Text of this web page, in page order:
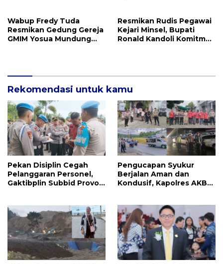
Wabup Fredy Tuda
Resmikan Gedung Gereja
GMIM Yosua Mundung
Resmikan Rudis Pegawai
Kejari Minsel, Bupati
Ronald Kandoli Komitmen
Rekomendasi untuk kamu
Pekan Disiplin Cegah
Pelanggaran Personel,
Gaktibplin Subbid Provos
Pengucapan Syukur
Berjalan Aman dan
Kondusif, Kapolres AKBP
Mitra